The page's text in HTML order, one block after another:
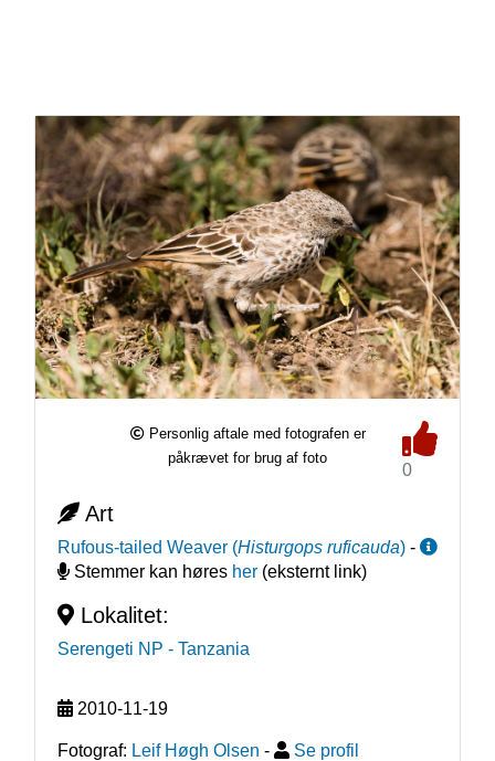
Personlig aftale med fotografen er
påkrævet for brug af foto
0
Art
Rufous-tailed Weaver (Histurgops ruficauda) -
Stemmer kan høres her(eksternt link)
Lokalitet:
Serengeti NP - Tanzania
2010-11-19
Fotograf: Leif Høgh Olsen - Se profil